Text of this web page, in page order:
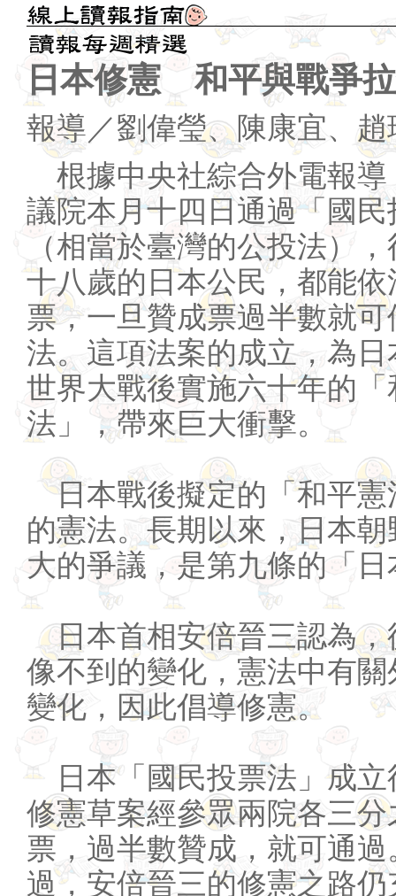
日本修憲 和平與戰爭
報導／劉偉瑩、陳康宜、趙
根據中央社綜合外電報導
議院本月十四日通過「國民
（相當於臺灣的公投法）
十八歲的日本公民，都能依
票，一旦贊成票過半數就可
法。這項法案的成立，為日
世界大戰後實施六十年的「
法」，帶來巨大衝擊。
日本戰後擬定的「和平憲
的憲法。長期以來，日本
大的爭議，是第九條的「
日本首相安倍晉三認為，
像不到的變化，憲法中有
變化，因此倡導修憲。
日本「國民投票法」成立
修憲草案經參眾兩院各三
票，過半數贊成，就可通
過，安倍晉三的修憲之路